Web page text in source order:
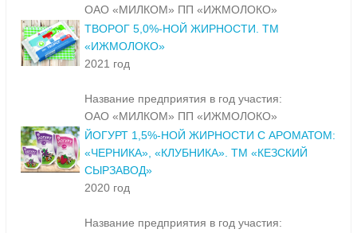
ОАО «МИЛКОМ» ПП «ИЖМОЛОКО»
ТВОРОГ 5,0%-НОЙ ЖИРНОСТИ. ТМ
«ИЖМОЛОКО»
2021 год
Название предприятия в год участия:
ОАО «МИЛКОМ» ПП «ИЖМОЛОКО»
ЙОГУРТ 1,5%-НОЙ ЖИРНОСТИ С АРОМАТОМ:
«ЧЕРНИКА», «КЛУБНИКА». ТМ «КЕЗСКИЙ
СЫРЗАВОД»
2020 год
Название предприятия в год участия: